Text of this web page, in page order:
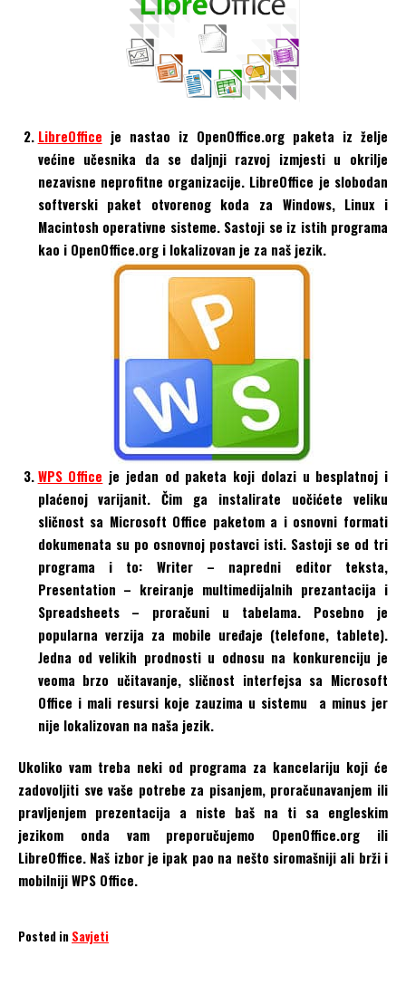
LibreOffice je nastao iz OpenOffice.org paketa iz želje
većine učesnika da se daljnji razvoj izmjesti u okrilje
nezavisne neprofitne organizacije. LibreOffice je slobodan
softverski paket otvorenog koda za Windows, Linux i
Macintosh operativne sisteme. Sastoji se iz istih programa
kao i OpenOffice.org i lokalizovan je za naš jezik.
WPS Office je jedan od paketa koji dolazi u besplatnoj i
plaćenoj varijanit. Čim ga instalirate uočićete veliku
sličnost sa Microsoft Office paketom a i osnovni formati
dokumenata su po osnovnoj postavci isti. Sastoji se od tri
programa i to: Writer – napredni editor teksta,
Presentation – kreiranje multimedijalnih prezantacija i
Spreadsheets – proračuni u tabelama. Posebno je
popularna verzija za mobile uređaje (telefone, tablete).
Jedna od velikih prodnosti u odnosu na konkurenciju je
veoma brzo učitavanje, sličnost interfejsa sa Microsoft
Office i mali resursi koje zauzima u sistemu a minus jer
nije lokalizovan na naša jezik.
Ukoliko vam treba neki od programa za kancelariju koji će
zadovoljiti sve vaše potrebe za pisanjem, proračunavanjem ili
pravljenjem prezentacija a niste baš na ti sa engleskim
jezikom onda vam preporučujemo OpenOffice.org ili
LibreOffice. Naš izbor je ipak pao na nešto siromašniji ali brži i
mobilniji WPS Office.
Posted in Savjeti